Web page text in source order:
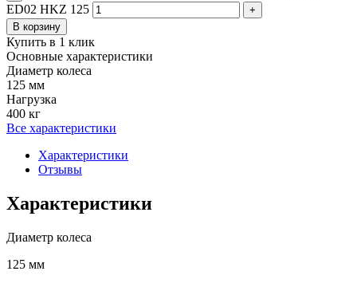
ED02 HKZ 125
+
В корзину
Купить в 1 клик
Основные характеристики
Диаметр колеса
125 мм
Нагрузка
400 кг
Все характеристики
Характеристики
Отзывы
Характеристики
Диаметр колеса
125 мм